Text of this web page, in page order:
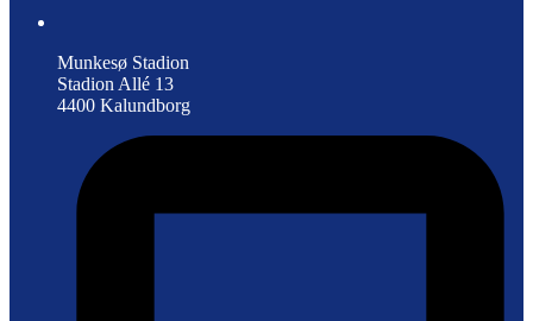
Munkesø Stadion
Stadion Allé 13
4400 Kalundborg